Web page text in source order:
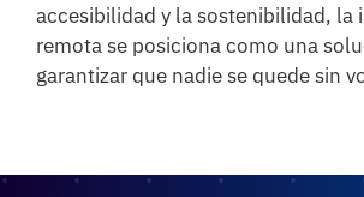
accesibilidad y la sostenibilidad, la
remota se posiciona como una
garantizar que nadie se quede sin